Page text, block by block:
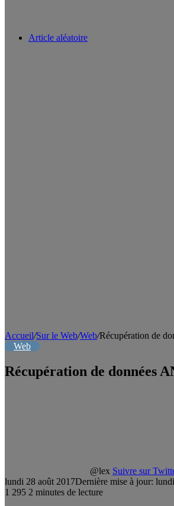
Article aléatoire
Accueil/Sur le Web/Web/Récupération de
Web
Récupération de données
@lex Suivre sur
lundi 28 août 2017Dernière mise à jour:
1 295 2 minutes de lecture